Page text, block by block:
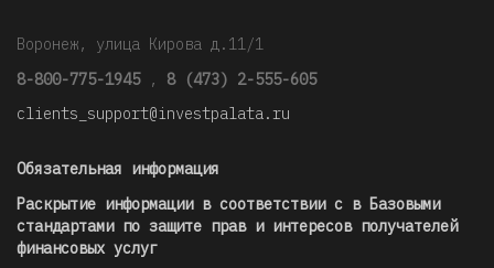
Воронеж, улица Кирова д.11/1
8-800-775-1945 , 8 (473) 2-555-605
clients_support@investpalata.ru
Обязательная информация
Раскрытие информации в соответствии с в Базовыми
стандартами по защите прав и интересов получателей
финансовых услуг